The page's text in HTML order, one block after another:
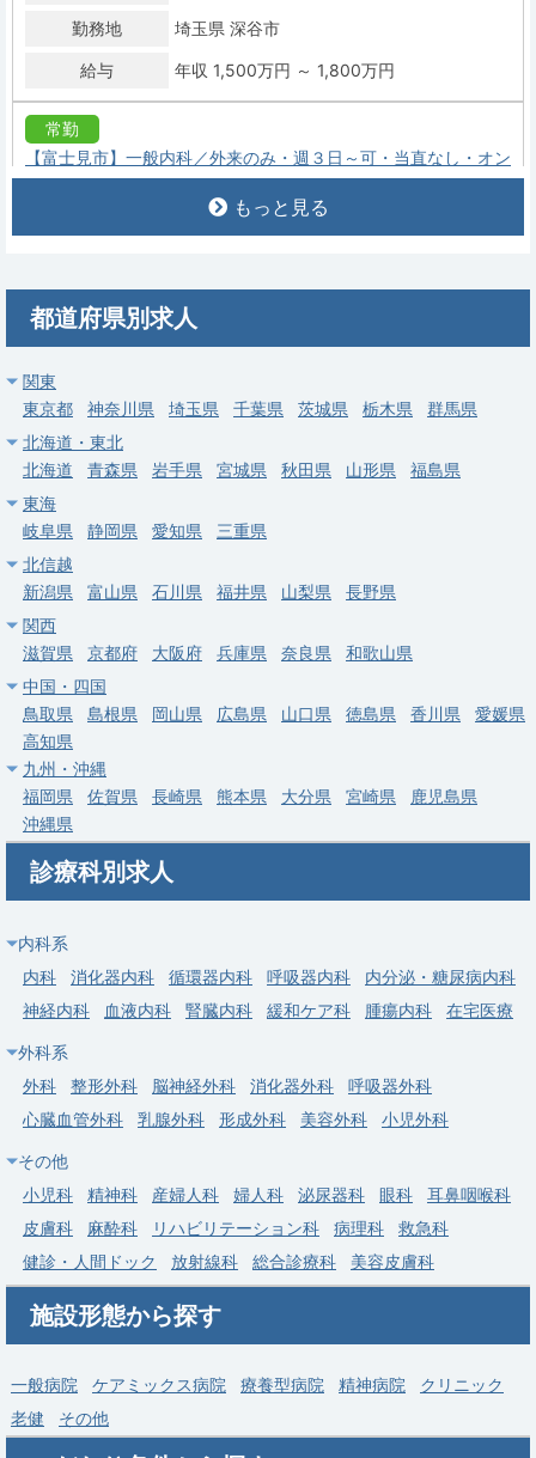
勤務地 埼玉県 深谷市
給与 年収 1,500万円 ～ 1,800万円
常勤
【富士見市】一般内科／外来のみ・週３日～可・当直なし・オン
勤務地 埼玉県 富士見市
給与 年収 1,000万円 ～ 1,500万円
常勤
【新座市】一般内科／402床・部長職相談可・60代可／年収
1,140～1,500万円
募集科目 内科
勤務地 埼玉県 新座市
常勤
【蓮田市】一般内科/駅徒歩1分・上野から約30分の好立地☆地
域密着型病院
求人病院名
医療法人社団愛友会 蓮田一心会病院
募集科目
勤務地 埼玉県 蓮田市
常勤
間休日120日以上・基幹型臨床研修病院
求人病院名
給与 年収 1,000万円 ～ 1,800万円
もっと見る
都道府県別求人
関東
東京都
神奈川県 埼玉県 千葉県 茨城県 栃木県
群馬県
北海道・東北
北海道
青森県 岩手県 宮城県 秋田県 山形県
福島県
東海
岐阜県
静岡県 愛知県
三重県
北信越
新潟県
富山県 石川県 福井県 山梨県
長野県
関西
滋賀県
京都府 大阪府 兵庫県 奈良県
和歌山県
中国・四国
鳥取県
島根県 岡山県 広島県 山口県 徳島県 香川県
愛媛県
高知県
九州・沖縄
福岡県
佐賀県 長崎県 熊本県 大分県 宮崎県
鹿児島県
沖縄県
診療科別求人
内科系
内科
消化器内科 循環器内科 呼吸器内科
内分泌・糖尿病内科
神経内科
血液内科 腎臓内科 緩和ケア科 腫瘍内科 在宅医療
外科系
外科
整形外科 脳神経外科 消化器外科
呼吸器外科
心臓血管外科
乳腺外科 形成外科 美容外科 小児外科
その他
小児科
精神科 産婦人科 婦人科 泌尿器科 眼科
耳鼻咽喉科
皮膚科
麻酔科 リハビリテーション科 病理科
救急科
健診・人間ドック
放射線科 総合診療科 美容皮膚科
施設形態から探す
一般病院 ケアミックス病院 療養型病院 精神病院
クリニック
老健
その他